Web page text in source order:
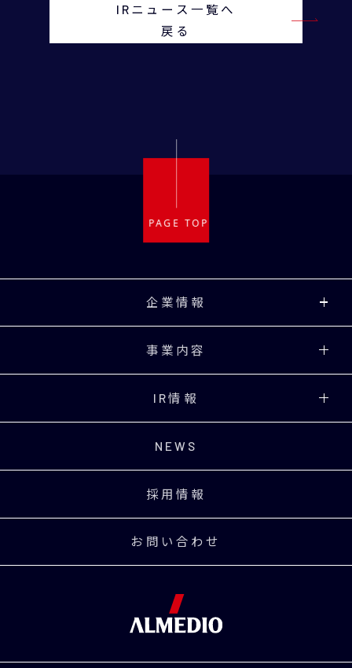
IRニュース一覧へ
戻る
企業情報
事業内容
IR情報
NEWS
採用情報
お問い合わせ